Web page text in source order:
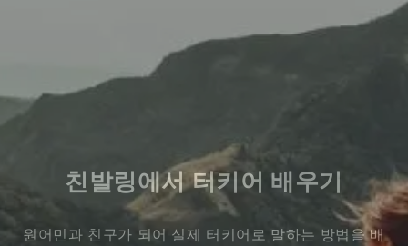
친발링에서 터키어 배우기
원어민과 친구가 되어 실제 터키어로 말하는 방법을 배